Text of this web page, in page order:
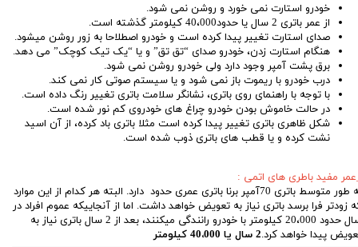
خودرو استارت نمی خورد و روشن نمی شود.
از عمر باتری 2 سال یا حدود40،000 کیلومتر گذشته است.
صدای استارت تغییر پیدا کرده است و خودرو اصطلاحا به زور روشن میشود.
هنگام استارت زدن، خودرو صدای “تق تق” و یا “یک تیک کوچک” می دهد.
برق پشت آمپر وجود دارد ولی خودرو روشن نمی شود.
درب خودرو با ریموت باز نمی شود و یا سیستم صوتی کار نمی کند.
با توجه با راهنمای روی باتری، نشانگر سلامت باتری تغییر رنگ داده است.
در حالت خاموش بودن خودرو چراغ های خودروی کم نور شده است.
شکل ظاهری باتری تغییر پیدا کرده است مثلا باتری باد کرده، از آن اسید
نشت کرده و یا قطب های باتری ذوب شده است.
مفید باطری های اتمی :
به طور متوسط باتری 70آمپر برنا باتری عمری حدود دارد. البته هر کدام از این موارد
زودتر فرا برسد باتری نیاز به تعویض خواهد داشت. اما از آنجاییکه عموم افراد در
سال حدود 20،000 کیلومتر با خودرو رانندگی میکنند، بعد از 2 سال باتری نیاز به
پیدا خواهد کرد.2 سال یا 40،000 کیلومتر